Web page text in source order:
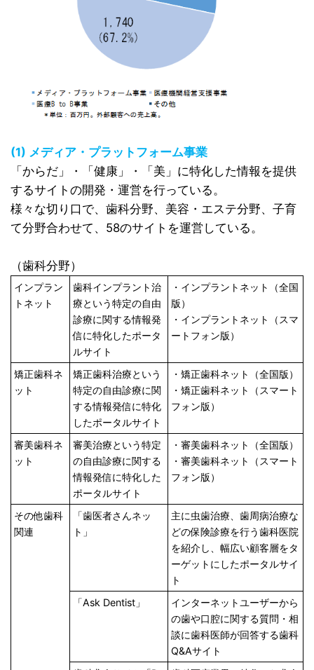
(1) メディア・プラットフォーム事業
「からだ」・「健康」・「美」に特化した情報を提供
するサイトの開発・運営を行っている。
様々な切り口で、歯科分野、美容・エステ分野、子育
て分野合わせて、58のサイトを運営している。
（歯科分野）
インプラン
トネット
歯科インプラント治
療という特定の自由
診療に関する情報発
信に特化したポータ
ルサイト
・インプラントネット（全国
版）
・インプラントネット（スマ
ートフォン版）
矯正歯科ネ
ット
矯正歯科治療という
特定の自由診療に関
する情報発信に特化
したポータルサイト
・矯正歯科ネット（全国版）
・矯正歯科ネット（スマート
フォン版）
審美歯科ネ
ット
審美治療という特定
の自由診療に関する
情報発信に特化した
ポータルサイト
・審美歯科ネット（全国版）
・審美歯科ネット（スマート
フォン版）
その他歯科
関連
「歯医者さんネッ
ト」
主に虫歯治療、歯周病治療な
どの保険診療を行う歯科医院
を紹介し、幅広い顧客層をタ
ーゲットにしたポータルサイ
ト
「Ask Dentist」
インターネットユーザーから
の歯や口腔に関する質問・相
談に歯科医師が回答する歯科
Q&Aサイト